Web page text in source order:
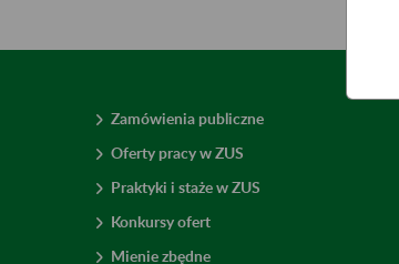
Zamówienia publiczne
Oferty pracy w ZUS
Praktyki i staże w ZUS
Konkursy ofert
Mienie zbędne